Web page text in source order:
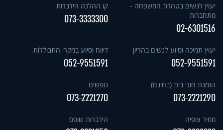
יעוץ לנשים בטהרת המשפחה -
מתחברות
02-6301516
קו ההלכה הידברות
073-3333300
יעוץ תמיכה וסיוע לנשים בהריון
052-9551591
דיווח וסיוע במקרי התבוללות
052-9551591
הזמנת חוגי בית (בחינם)
073-2221290
נופשים
073-2221270
ממיר צופיה הידברות שופס